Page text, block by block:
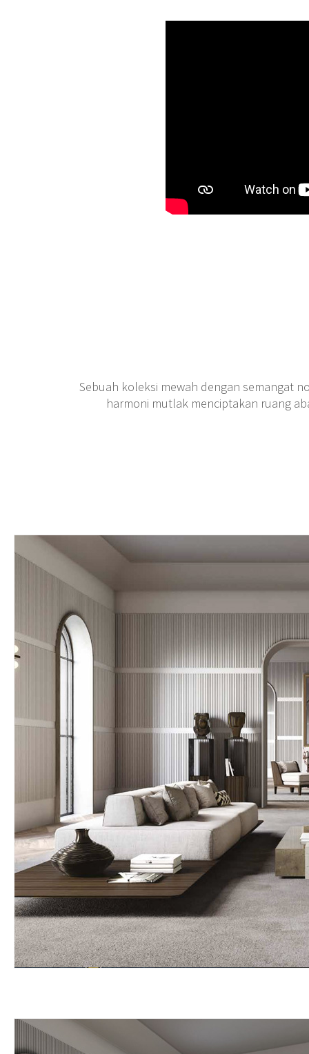
Sebuah koleksi mewah dengan semangat
harmoni mutlak menciptakan ruang